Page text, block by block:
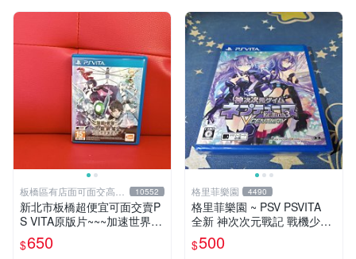
板橋區有店面可面交高價
回收電玩
10552
新北市板橋超便宜可面交賣P
S VITA原版片~~~加速世界 V
S 刀劍神域 千年的黃昏 中文
版~~~便宜賣
$650
格里菲樂園 4490
格里菲樂園 ~ PSV PSVITA
全新 神次次元戰記 戰機少女
Re;Birth 3 V 世紀 日文版
$500